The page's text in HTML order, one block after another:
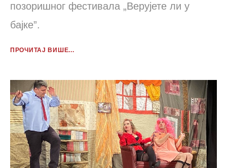
позоришног фестивала „Верујете ли у
бајке”.
ПРОЧИТАЈ ВИШЕ...